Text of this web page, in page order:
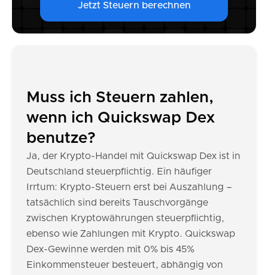
Jetzt Steuern berechnen
Muss ich Steuern zahlen,
wenn ich Quickswap Dex
benutze?
Ja, der Krypto-Handel mit Quickswap Dex ist in
Deutschland steuerpflichtig. Ein häufiger
Irrtum: Krypto-Steuern erst bei Auszahlung –
tatsächlich sind bereits Tauschvorgänge
zwischen Kryptowährungen steuerpflichtig,
ebenso wie Zahlungen mit Krypto. Quickswap
Dex-Gewinne werden mit 0% bis 45%
Einkommensteuer besteuert, abhängig von